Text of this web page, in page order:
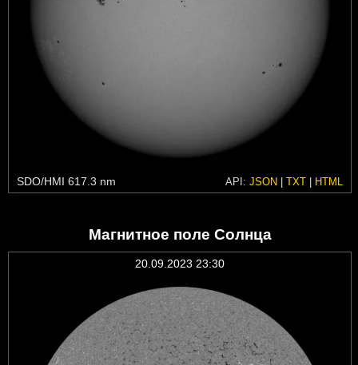
SDO/HMI 617.3 nm API: JSON | TXT | HTML
Магнитное поле Солнца
20.09.2023 23:30